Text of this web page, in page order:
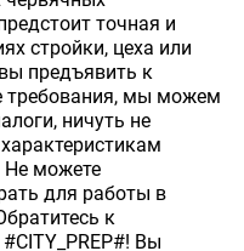
точная и
стройки, цеха или
предъявить к
требования, мы можем
ничуть не
Не можете
для работы в
к
Вы